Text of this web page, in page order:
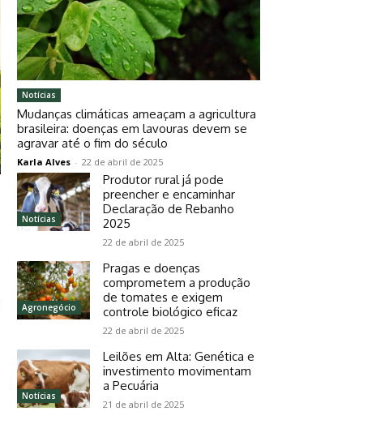
Notícias
Mudanças climáticas ameaçam a agricultura
brasileira: doenças em lavouras devem se
agravar até o fim do século
Karla Alves - 22 de abril de 2025
Notícias
Produtor rural já pode
preencher e encaminhar
Declaração de Rebanho
2025
22 de abril de 2025
Agronegócio
Pragas e doenças
comprometem a produção
de tomates e exigem
controle biológico eficaz
22 de abril de 2025
Notícias
Leilões em Alta: Genética e
investimento movimentam
a Pecuária
21 de abril de 2025